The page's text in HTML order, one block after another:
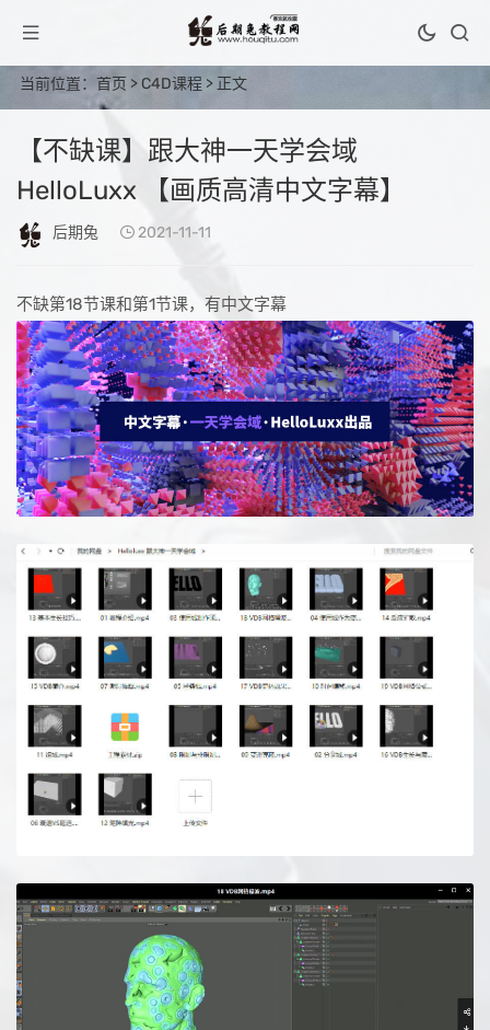
当前位置： 首页 >C4D课程 > 正文
【不缺课】跟大神一天学会域
HelloLuxx 【画质高清中文字幕】
后期兔 2021-11-11
不缺第18节课和第1节课，有中文字幕